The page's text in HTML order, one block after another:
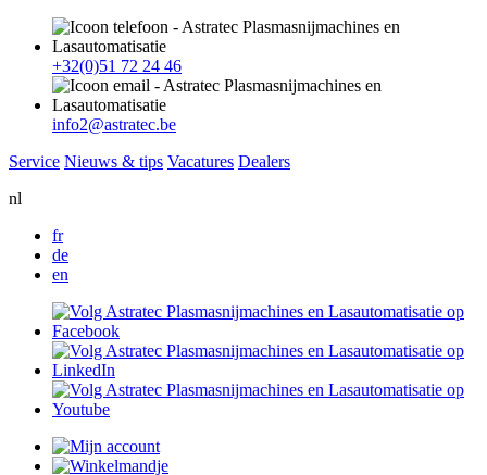
+32(0)51 72 24 46
info2@astratec.be
Service Nieuws & tips Vacatures Dealers
nl
fr
de
en